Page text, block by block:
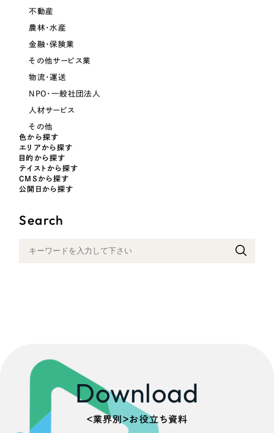
不動産
農林・水産
金融・保険業
その他サービス業
物流・運送
NPO・一般社団法人
人材サービス
その他
色から探す
エリアから探す
目的から探す
テイストから探す
CMSから探す
公開日から探す
Search
Download
＜業界別＞お役立ち資料